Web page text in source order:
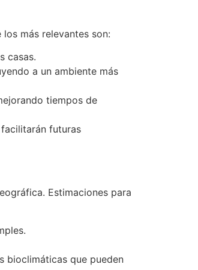
más relevantes son:
casas.
a un ambiente más
tiempos de
futuras
Estimaciones para
bioclimáticas que pueden